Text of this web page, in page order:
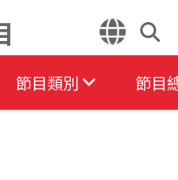
節目類別 節目